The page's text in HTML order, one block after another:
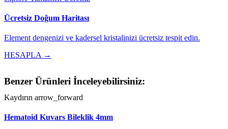
Ücretsiz Doğum Haritası
Element dengenizi ve kadersel kristalinizi ücretsiz tespit edin.
HESAPLA →
Benzer Ürünleri İnceleyebilirsiniz:
Kaydırın arrow_forward
Hematoid Kuvars Bileklik 4mm